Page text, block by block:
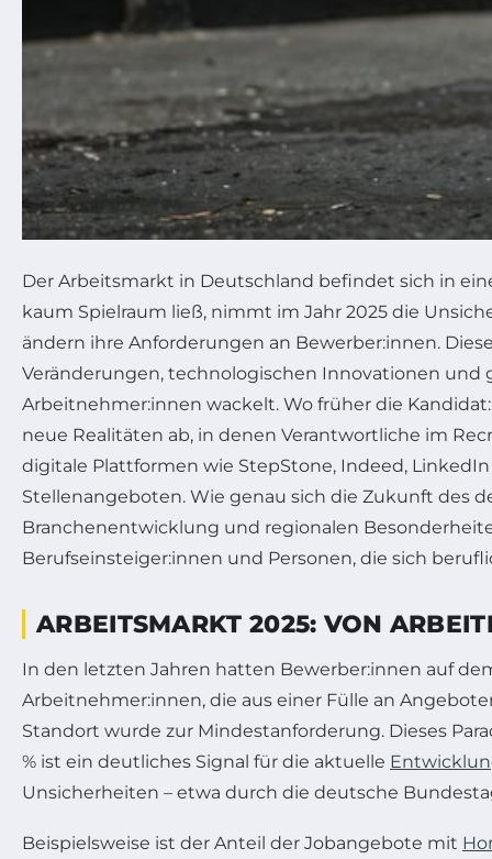
Der Arbeitsmarkt in Deutschland befindet sich in
kaum Spielraum ließ, nimmt im Jahr 2025 die
ändern ihre Anforderungen an Bewerber:innen.
Veränderungen, technologischen Innovationen
Arbeitnehmer:innen wackelt. Wo früher die
neue Realitäten ab, in denen Verantwortliche im
digitale Plattformen wie StepStone, Indeed,
Stellenangeboten. Wie genau sich die Zukunft des
Branchenentwicklung und regionalen
Berufseinsteiger:innen und Personen, die sich
ARBEITSMARKT 2025: VON
In den letzten Jahren hatten Bewerber:innen auf
Arbeitnehmer:innen, die aus einer Fülle an
Standort wurde zur Mindestanforderung. Dieses
% ist ein deutliches Signal für die aktuelle
Unsicherheiten – etwa durch die deutsche
Beispielsweise ist der Anteil der Jobangebote mit